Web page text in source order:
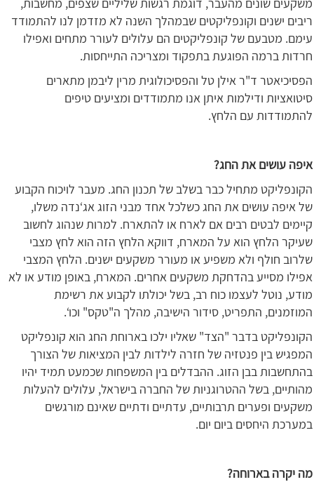
משקעים שונים מהעבר, דוגמת רגשות שליליים שצפים, מחשבות,
ריבים ישנים וקונפליקטים שבמהלך השנה לא מזדמן לנו להתמודד
עימם. מטבעם של קונפליקטים הם עלולים לעורר מתחים ואפילו
חרדות ברמה הפוגעת בתפקוד ומצריכה התייחסות.
הפסיכיאטר ד"ר אילן טל והפסיכולוגית מרין ליבמן מתארים
סיטואציות ודילמות איתן אנו מתמודדים ומציעים טיפים
להתמודדות עם הלחץ.
איפה עושים את החג?
הקונפליקט מתחיל כבר בשלב של תכנון החג. מעבר לויכוח הקבוע
של איפה עושים את החג כשלכל אחד מבני הזוג אג‘נדה משלו,
קיימים לבטים רבים אם לארח או להתארח. למרות שנהוג לחשוב
שעיקר הלחץ הוא על המארח, דווקא הלחץ הזה הוא לחץ מצבי
שלרוב חולף ולא משפיע או מעורר משקעים ישנים. הלחץ המצבי
אפילו מסייע בהדחקת משקעים אחרים. המארח, באופן מודע או לא
מודע, נוטל לעצמו כוח רב, בשל יכולתו לקבוע את רשימת
המוזמנים, התפריט, סידור הישיבה, מהלך ה"טקס" וכו‘.
הקונפליקט בדבר "הצד" שאליו ילכו בארוחת החג הוא קונפליקט
המפגיש בין פנטזיה של חזרה לילדות לבין המציאות של הצורך
בהתחשבות בבן הזוג. ההבדלים בין המשפחות שכמעט תמיד יהיו
מהותיים, בשל ההטרוגניות של החברה בישראל, עלולים להעלות
משקעים ופערים תרבותיים, עדתיים ודתיים שאינם מורגשים
במערכת היחסים ביום יום.
מה יקרה בארוחה?